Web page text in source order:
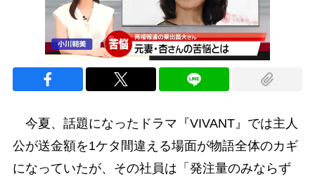
今夏、話題になったドラマ『VIVANT』では主人
公が送金額を1ケタ間違える場面が物語全体のカギ
になっていたが、その社員は「発注量のみならず